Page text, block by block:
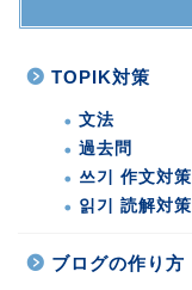
TOPIK対策
文法
過去問
쓰기 作文対策
읽기 読解対策
ブログの作り方